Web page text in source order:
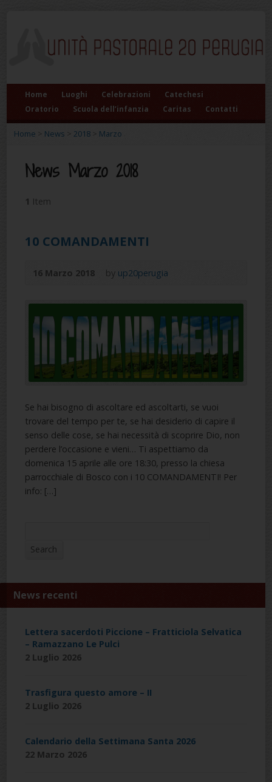
Home Luoghi Celebrazioni
Catechesi
Oratorio
Scuola dell’infanzia Caritas Contatti
Home > News >2018 > Marzo
News Marzo 2018
1 Item
10 COMANDAMENTI
16 Marzo 2018 by up20perugia
Se hai bisogno di ascoltare ed ascoltarti, se vuoi
trovare del tempo per te, se hai desiderio di capire il
senso delle cose, se hai necessità di scoprire Dio, non
perdere l’occasione e vieni… Ti aspettiamo da
domenica 15 aprile alle ore 18:30, presso la chiesa
parrocchiale di Bosco con i 10 COMANDAMENTI! Per
info: […]
Search
News recenti
Lettera sacerdoti Piccione – Fratticiola Selvatica
– Ramazzano Le Pulci
2 Luglio 2026
Trasfigura questo amore – II
2 Luglio 2026
Calendario della Settimana Santa 2026
22 Marzo 2026